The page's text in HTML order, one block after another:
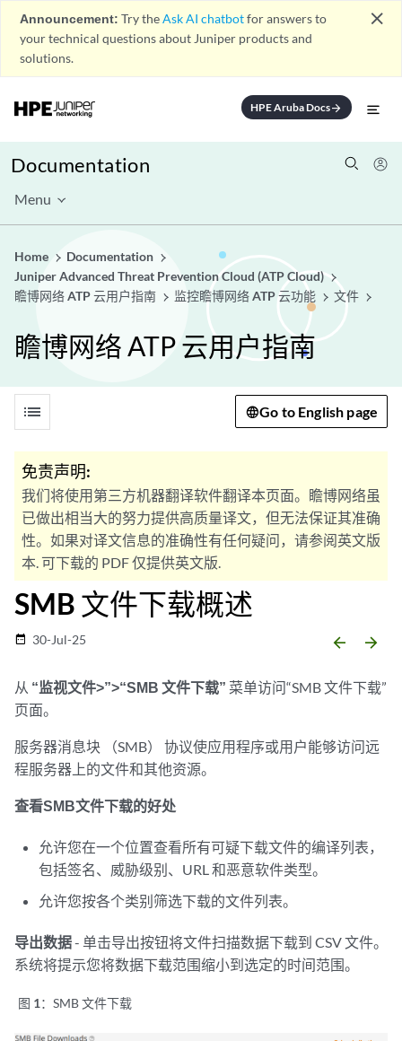
Announcement: Try theAsk AI chatbotfor answers to
your technical questions about Juniper products and
solutions.
close
HPE Aruba Docsarrow_forward
Documentation
Menu
Home
Documentation
Juniper Advanced Threat Prevention Cloud (ATP Cloud)
瞻博网络 ATP 云用户指南
监控瞻博网络 ATP 云功能 文件
瞻博网络 ATP 云用户指南
list Go to English page
免责声明:
我们将使用第三方机器翻译软件翻译本页面。瞻博网络虽
已做出相当大的努力提供高质量译文，但无法保证其准确
性。如果对译文信息的准确性有任何疑问，请参阅英文版
本. 可下载的 PDF 仅提供英文版.
SMB 文件下载概述
date_range 30-Jul-25 arrow_backward arrow_forward
从 “监视文件>”>“SMB 文件下载” 菜单访问“SMB 文件下载”
页面。
服务器消息块 （SMB） 协议使应用程序或用户能够访问远
程服务器上的文件和其他资源。
查看SMB文件下载的好处
允许您在一个位置查看所有可疑下载文件的编译列表，
包括签名、威胁级别、URL 和恶意软件类型。
允许您按各个类别筛选下载的文件列表。
导出数据- 单击导出按钮将文件扫描数据下载到 CSV 文件。
系统将提示您将数据下载范围缩小到选定的时间范围。
图 1： SMB 文件下载